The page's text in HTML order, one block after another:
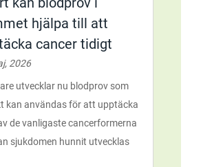
hjälpa till att
cancer tidigt
2026
utvecklar nu blodprov som
kan användas för att upptäcka
de vanligaste cancerformerna
sjukdomen hunnit utvecklas